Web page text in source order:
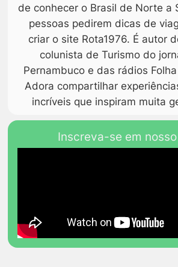
de conhecer o Brasil de Norte a
pessoas pedirem dicas de
criar o site Rota1976. É autor
colunista de Turismo do
Pernambuco e das rádios
Adora compartilhar
incríveis que inspiram muita
Inscreva-se em